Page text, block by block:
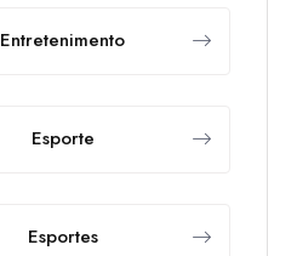
Entretenimento
Esporte
Esportes